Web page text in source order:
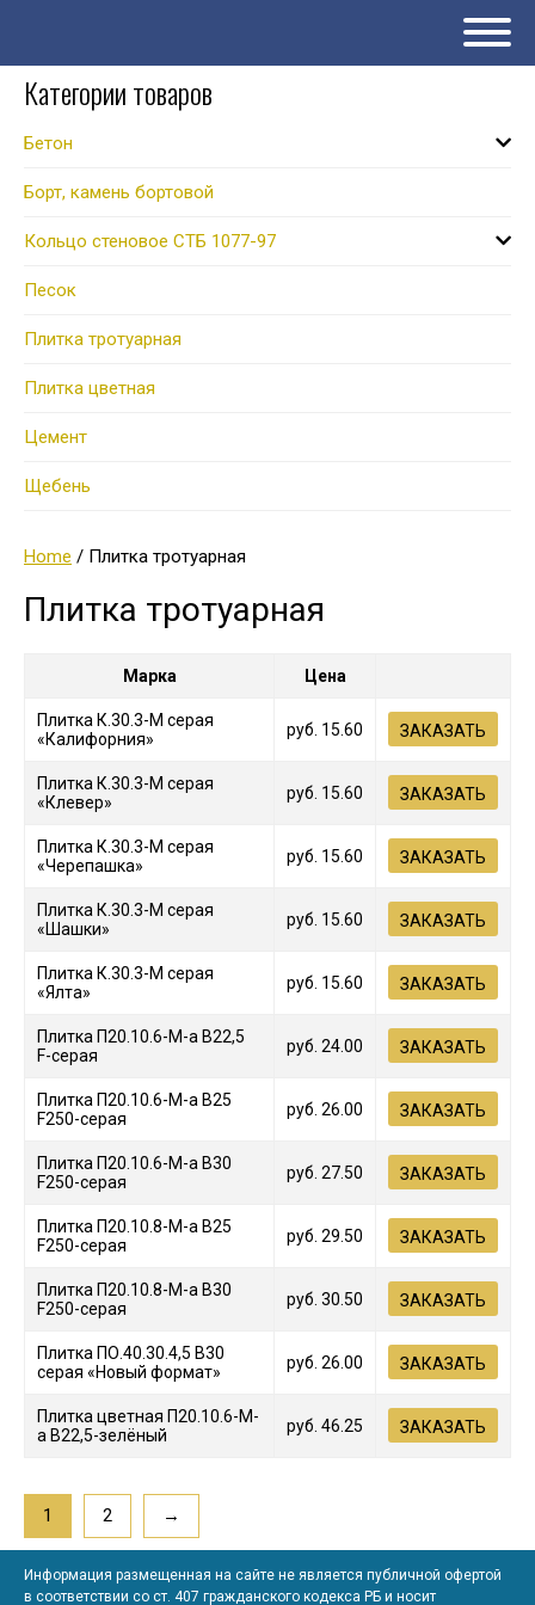
Home / Плитка тротуарная
Плитка тротуарная
Марка Цена
Плитка К.30.3-М серая
«Калифорния»
руб. 15.60 ЗАКАЗАТЬ
Плитка К.30.3-М серая
«Клевер»
руб. 15.60 ЗАКАЗАТЬ
Плитка К.30.3-М серая
«Черепашка»
руб. 15.60 ЗАКАЗАТЬ
Плитка К.30.3-М серая
«Шашки»
руб. 15.60 ЗАКАЗАТЬ
Плитка К.30.3-М серая
«Ялта»
руб. 15.60 ЗАКАЗАТЬ
Плитка П20.10.6-М-а В22,5
F-серая
руб. 24.00 ЗАКАЗАТЬ
Плитка П20.10.6-М-а В25
F250-серая
руб. 26.00 ЗАКАЗАТЬ
Плитка П20.10.6-М-а В30
F250-серая
руб. 27.50 ЗАКАЗАТЬ
Плитка П20.10.8-М-а В25
F250-серая
руб. 29.50 ЗАКАЗАТЬ
Плитка П20.10.8-М-а В30
F250-серая
руб. 30.50 ЗАКАЗАТЬ
Плитка ПО.40.30.4,5 В30
серая «Новый формат»
руб. 26.00 ЗАКАЗАТЬ
Плитка цветная П20.10.6-М-
а В22,5-зелёный
руб. 46.25 ЗАКАЗАТЬ
1 2 →
Категории товаров
Бетон
Борт, камень бортовой
Кольцо стеновое СТБ 1077-97
Песок
Плитка тротуарная
Плитка цветная
Цемент
Щебень
Информация размещенная на сайте не является публичной офертой
в соответствии со ст. 407 гражданского кодекса РБ и носит